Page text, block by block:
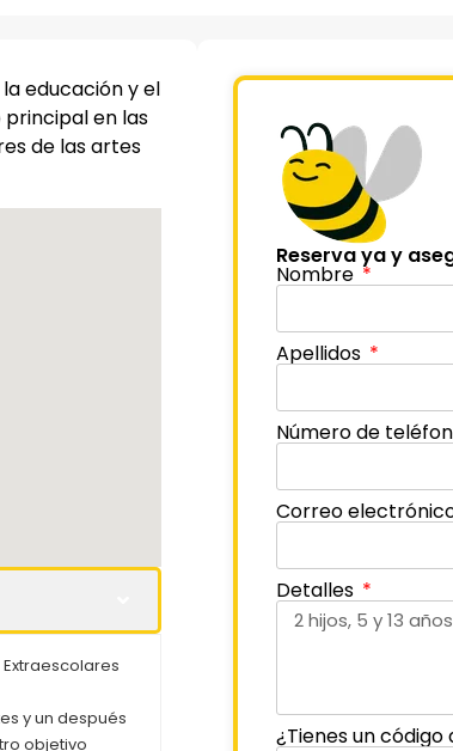
educación y el
principal en las
de las artes
y un después
objetivo
Reserva ya y
Nombre
Apellidos
Número de
Correo
Detalles
¿Tienes un